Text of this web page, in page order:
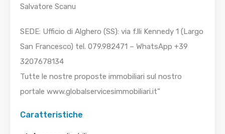
Salvatore Scanu
SEDE: Ufficio di Alghero (SS): via f.lli Kennedy 1 (Largo
San Francesco) tel. 079.982471 – WhatsApp +39
3207678134
Tutte le nostre proposte immobiliari sul nostro
portale www.globalservicesimmobiliari.it”
Caratteristiche